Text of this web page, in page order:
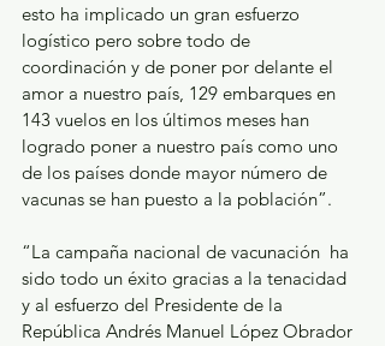
esto ha implicado un gran esfuerzo
logístico pero sobre todo de
coordinación y de poner por delante el
amor a nuestro país, 129 embarques en
143 vuelos en los últimos meses han
logrado poner a nuestro país como uno
de los países donde mayor número de
vacunas se han puesto a la población”.
“La campaña nacional de vacunación  ha
sido todo un éxito gracias a la tenacidad
y al esfuerzo del Presidente de la
República Andrés Manuel López Obrador